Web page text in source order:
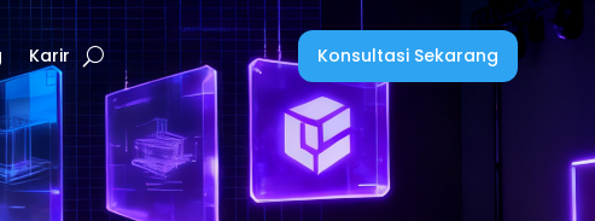
Karir Konsultasi Sekarang